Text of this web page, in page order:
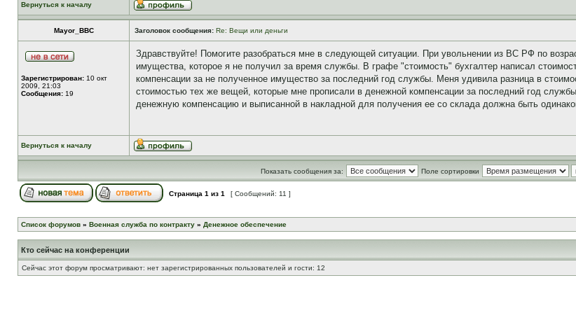
Вернуться к началу
Mayor_BBC Заголовок сообщения: Re: Вещи или деньги
Зарегистрирован: 10 окт
2009, 21:03
Сообщения: 19
Здравствуйте! Помогите разобраться мне в следующей ситуации. При увольнении из ВС РФ по
имущества, которое я не получил за время службы. В графе "стоимость" бухгалтер написал
компенсации за не полученное имущество за последний год службы. Меня удивила разница в
стоимостью тех же вещей, которые мне прописали в денежной компенсации за последний год
денежную компенсацию и выписанной в накладной для получения ее со склада должна быть
Вернуться к началу
Показать сообщения за: Поле сортировки
Страница 1 из 1 [ Сообщений: 11 ]
Список форумов » Военная служба по контракту » Денежное обеспечение
Кто сейчас на конференции
Сейчас этот форум просматривают: нет зарегистрированных пользователей и гости: 12